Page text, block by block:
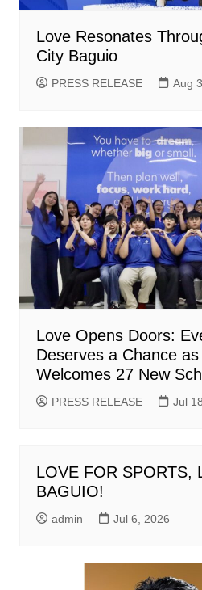
Love Resonates
City Baguio
PRESS RELEASE Aug
Love Opens Doors:
Deserves a Chance
Welcomes 27 New
PRESS RELEASE Jul
LOVE FOR SPORTS,
BAGUIO!
admin Jul 6, 2026